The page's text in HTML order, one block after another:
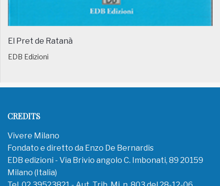
El Pret de Ratanà
EDB Edizioni
CREDITS
Vivere Milano
Fondato e diretto da Enzo De Bernardis
EDB edizioni - Via Brivio angolo C. Imbonati, 89 20159
Milano (Italia)